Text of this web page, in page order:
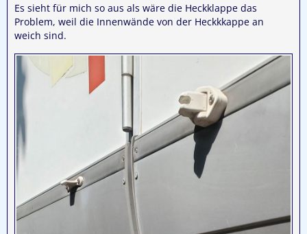
Es sieht für mich so aus als wäre die Heckklappe das
Problem, weil die Innenwände von der Heckkkappe an
weich sind.